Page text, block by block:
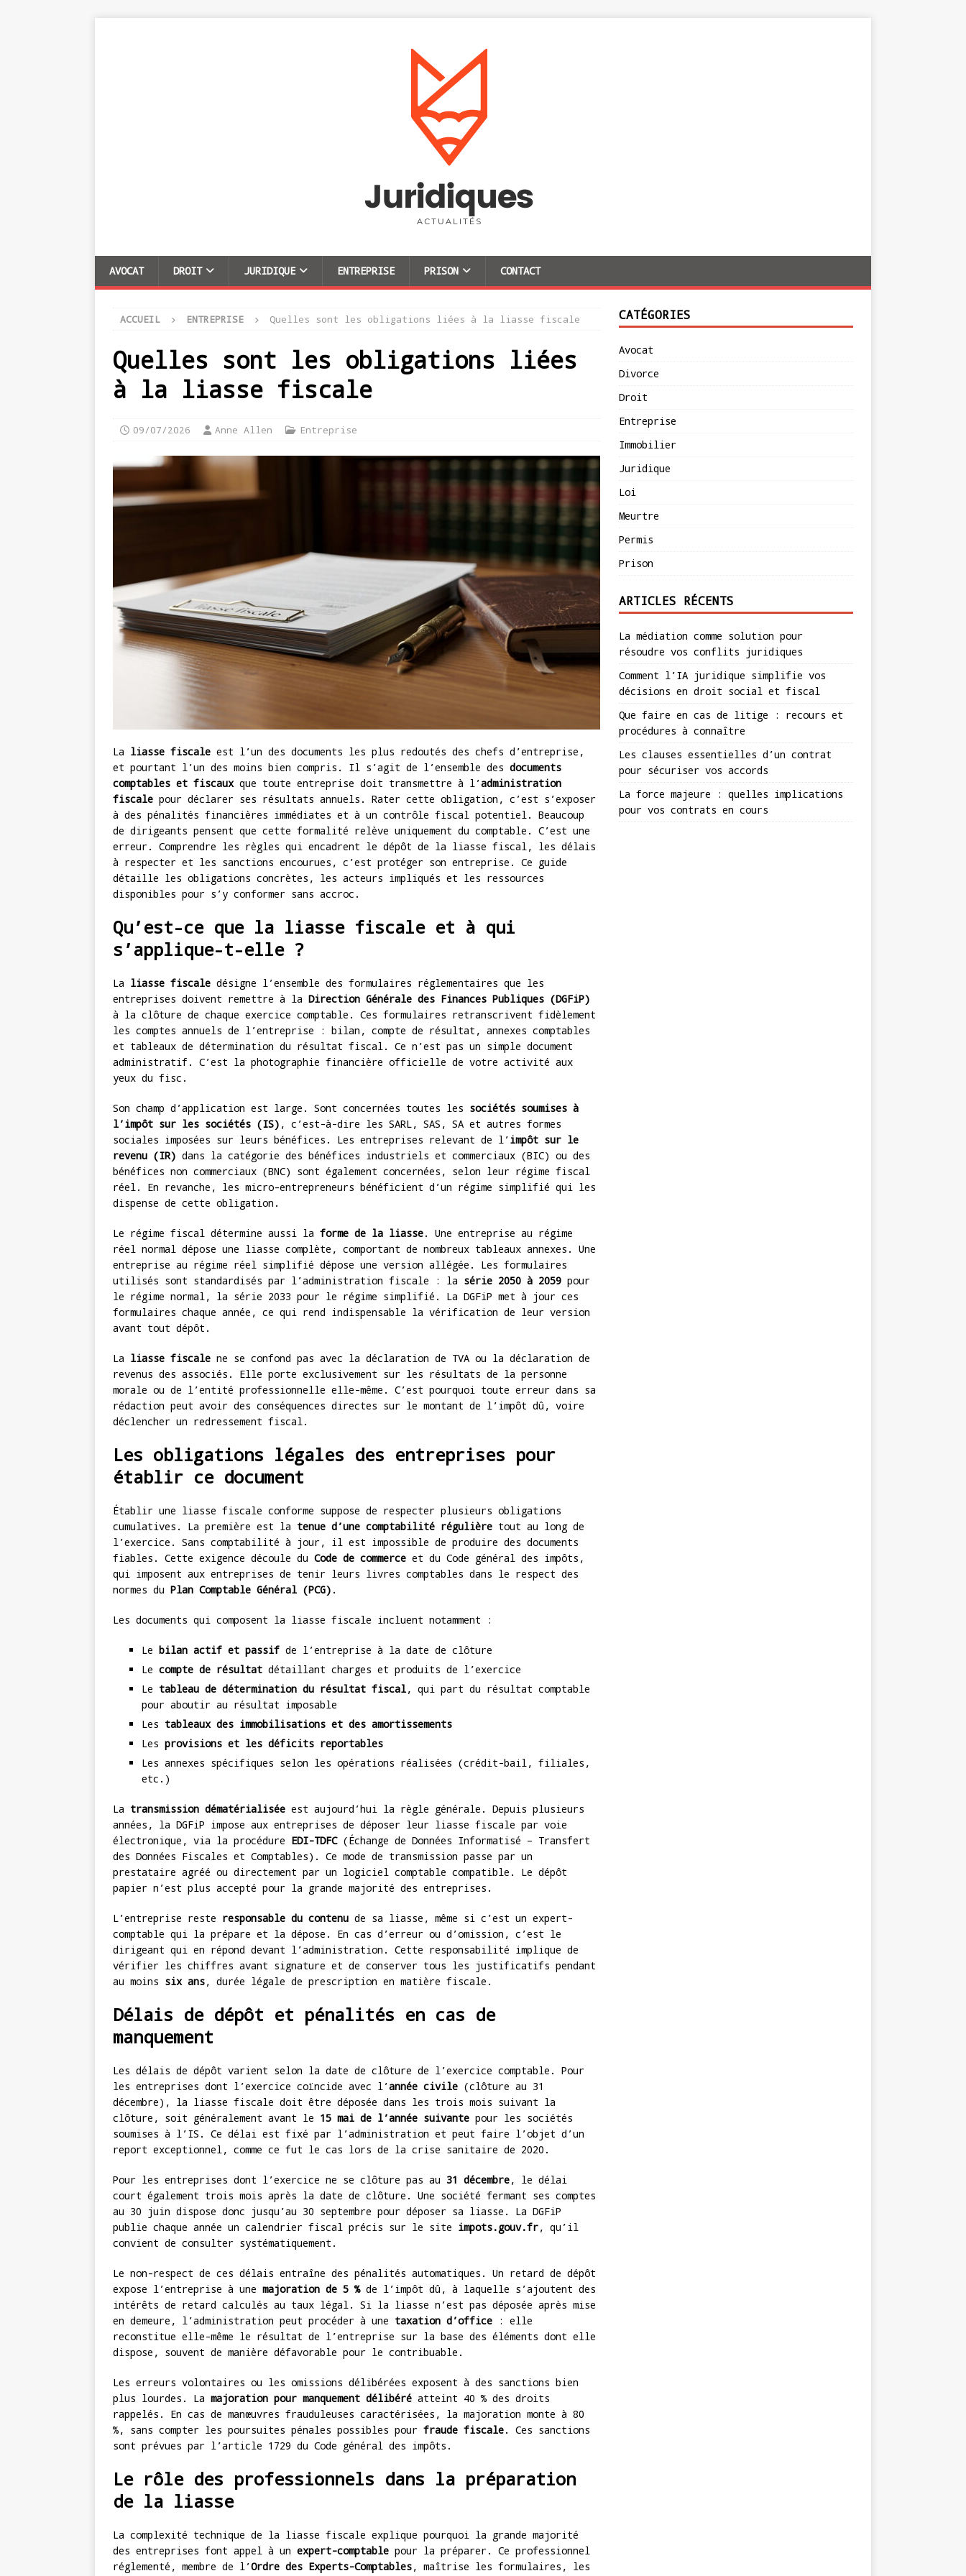
AVOCAT DROIT JURIDIQUE ENTREPRISE PRISON CONTACT
ACCUEIL ENTREPRISE Quelles sont les obligations liées à la liasse fiscale
Quelles sont les obligations liées
à la liasse fiscale
09/07/2026 Anne Allen Entreprise
La liasse fiscale est l’un des documents les plus redoutés des chefs d’entreprise,
et pourtant l’un des moins bien compris. Il s’agit de l’ensemble des documents
comptables et fiscauxque toute entreprise doit transmettre à l’administration
fiscale pour déclarer ses résultats annuels. Rater cette obligation, c’est s’exposer
à des pénalités financières immédiates et à un contrôle fiscal potentiel. Beaucoup
de dirigeants pensent que cette formalité relève uniquement du comptable. C’est une
erreur. Comprendre les règles qui encadrent le dépôt de la liasse fiscal, les délais
à respecter et les sanctions encourues, c’est protéger son entreprise. Ce guide
détaille les obligations concrètes, les acteurs impliqués et les ressources
disponibles pour s’y conformer sans accroc.
Qu’est-ce que la liasse fiscale et à qui
s’applique-t-elle ?
La liasse fiscale désigne l’ensemble des formulaires réglementaires que les
entreprises doivent remettre à la Direction Générale des Finances Publiques (DGFiP)
à la clôture de chaque exercice comptable. Ces formulaires retranscrivent fidèlement
les comptes annuels de l’entreprise : bilan, compte de résultat, annexes comptables
et tableaux de détermination du résultat fiscal. Ce n’est pas un simple document
administratif. C’est la photographie financière officielle de votre activité aux
yeux du fisc.
Son champ d’application est large. Sont concernées toutes les sociétés soumises à
l’impôt sur les sociétés (IS) , c’est-à-dire les SARL, SAS, SA et autres formes
sociales imposées sur leurs bénéfices. Les entreprises relevant de l’impôt sur le
revenu (IR) dans la catégorie des bénéfices industriels et commerciaux (BIC) ou des
bénéfices non commerciaux (BNC) sont également concernées, selon leur régime fiscal
réel. En revanche, les micro-entrepreneurs bénéficient d’un régime simplifié qui les
dispense de cette obligation.
Le régime fiscal détermine aussi la forme de la liasse. Une entreprise au régime
réel normal dépose une liasse complète, comportant de nombreux tableaux annexes. Une
entreprise au régime réel simplifié dépose une version allégée. Les formulaires
utilisés sont standardisés par l’administration fiscale : la série 2050 à 2059 pour
le régime normal, la série 2033 pour le régime simplifié. La DGFiP met à jour ces
formulaires chaque année, ce qui rend indispensable la vérification de leur version
avant tout dépôt.
La liasse fiscale ne se confond pas avec la déclaration de TVA ou la déclaration de
revenus des associés. Elle porte exclusivement sur les résultats de la personne
morale ou de l’entité professionnelle elle-même. C’est pourquoi toute erreur dans sa
rédaction peut avoir des conséquences directes sur le montant de l’impôt dû, voire
déclencher un redressement fiscal.
Les obligations légales des entreprises pour
établir ce document
Établir une liasse fiscale conforme suppose de respecter plusieurs obligations
cumulatives. La première est la tenue d’une comptabilité régulière tout au long de
l’exercice. Sans comptabilité à jour, il est impossible de produire des documents
fiables. Cette exigence découle du Code de commerce et du Code général des impôts,
qui imposent aux entreprises de tenir leurs livres comptables dans le respect des
normes du Plan Comptable Général (PCG) .
Les documents qui composent la liasse fiscale incluent notamment :
Le bilan actif et passif de l’entreprise à la date de clôture
Le compte de résultat détaillant charges et produits de l’exercice
Le tableau de détermination du résultat fiscal, qui part du résultat comptable
pour aboutir au résultat imposable
Les tableaux des immobilisations et des amortissements
Les provisions et les déficits reportables
Les annexes spécifiques selon les opérations réalisées (crédit-bail, filiales,
etc.)
La transmission dématérialisée est aujourd’hui la règle générale. Depuis plusieurs
années, la DGFiP impose aux entreprises de déposer leur liasse fiscale par voie
électronique, via la procédure EDI-TDFC(Échange de Données Informatisé – Transfert
des Données Fiscales et Comptables). Ce mode de transmission passe par un
prestataire agréé ou directement par un logiciel comptable compatible. Le dépôt
papier n’est plus accepté pour la grande majorité des entreprises.
L’entreprise reste responsable du contenu de sa liasse, même si c’est un expert-
comptable qui la prépare et la dépose. En cas d’erreur ou d’omission, c’est le
dirigeant qui en répond devant l’administration. Cette responsabilité implique de
vérifier les chiffres avant signature et de conserver tous les justificatifs pendant
au moins six ans, durée légale de prescription en matière fiscale.
Délais de dépôt et pénalités en cas de
manquement
Les délais de dépôt varient selon la date de clôture de l’exercice comptable. Pour
les entreprises dont l’exercice coïncide avec l’année civile (clôture au 31
décembre), la liasse fiscale doit être déposée dans les trois mois suivant la
clôture, soit généralement avant le 15 mai de l’année suivante pour les sociétés
soumises à l’IS. Ce délai est fixé par l’administration et peut faire l’objet d’un
report exceptionnel, comme ce fut le cas lors de la crise sanitaire de 2020.
Pour les entreprises dont l’exercice ne se clôture pas au 31 décembre, le délai
court également trois mois après la date de clôture. Une société fermant ses comptes
au 30 juin dispose donc jusqu’au 30 septembre pour déposer sa liasse. La DGFiP
publie chaque année un calendrier fiscal précis sur le site impots.gouv.fr, qu’il
convient de consulter systématiquement.
Le non-respect de ces délais entraîne des pénalités automatiques. Un retard de dépôt
expose l’entreprise à une majoration de 5 %de l’impôt dû, à laquelle s’ajoutent des
intérêts de retard calculés au taux légal. Si la liasse n’est pas déposée après mise
en demeure, l’administration peut procéder à une taxation d’office : elle
reconstitue elle-même le résultat de l’entreprise sur la base des éléments dont elle
dispose, souvent de manière défavorable pour le contribuable.
Les erreurs volontaires ou les omissions délibérées exposent à des sanctions bien
plus lourdes. La majoration pour manquement délibéré atteint 40 % des droits
rappelés. En cas de manœuvres frauduleuses caractérisées, la majoration monte à 80
%, sans compter les poursuites pénales possibles pour fraude fiscale. Ces sanctions
sont prévues par l’article 1729 du Code général des impôts.
Le rôle des professionnels dans la préparation
de la liasse
La complexité technique de la liasse fiscale explique pourquoi la grande majorité
des entreprises font appel à un expert-comptable pour la préparer. Ce professionnel
réglementé, membre de l’Ordre des Experts-Comptables, maîtrise les formulaires, les
CATÉGORIES
Avocat
Divorce
Droit
Entreprise
Immobilier
Juridique
Loi
Meurtre
Permis
Prison
ARTICLES RÉCENTS
La médiation comme solution pour
résoudre vos conflits juridiques
Comment l’IA juridique simplifie vos
décisions en droit social et fiscal
Que faire en cas de litige : recours et
procédures à connaître
Les clauses essentielles d’un contrat
pour sécuriser vos accords
La force majeure : quelles implications
pour vos contrats en cours